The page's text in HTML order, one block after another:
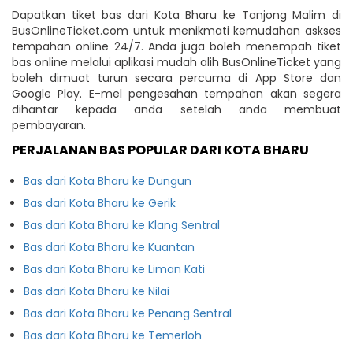
Dapatkan tiket bas dari Kota Bharu ke Tanjong Malim di
BusOnlineTicket.com untuk menikmati kemudahan askses
tempahan online 24/7. Anda juga boleh menempah tiket
bas online melalui aplikasi mudah alih BusOnlineTicket yang
boleh dimuat turun secara percuma di App Store dan
Google Play. E-mel pengesahan tempahan akan segera
dihantar kepada anda setelah anda membuat
pembayaran.
PERJALANAN BAS POPULAR DARI KOTA BHARU
Bas dari Kota Bharu ke Dungun
Bas dari Kota Bharu ke Gerik
Bas dari Kota Bharu ke Klang Sentral
Bas dari Kota Bharu ke Kuantan
Bas dari Kota Bharu ke Liman Kati
Bas dari Kota Bharu ke Nilai
Bas dari Kota Bharu ke Penang Sentral
Bas dari Kota Bharu ke Temerloh